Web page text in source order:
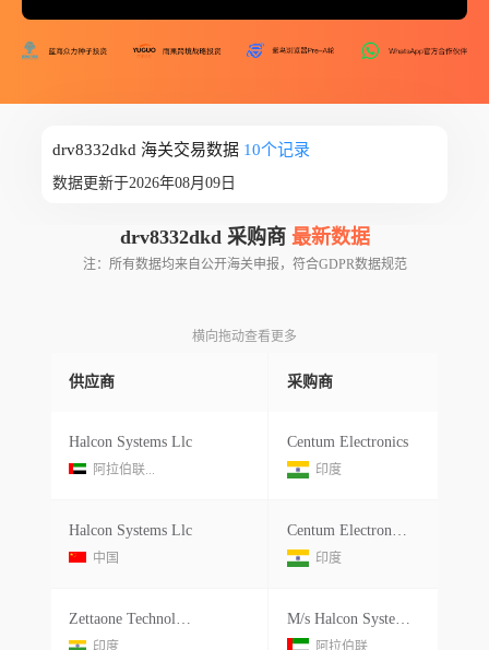
drv8332dkd 海关交易数据 10个记录
数据更新于2026年08月09日
drv8332dkd 采购商 最新数据
注：所有数据均来自公开海关申报，符合GDPR数据规范
横向拖动查看更多
供应商 采购商
Halcon Systems Llc
阿拉伯联...
Centum Electronics
印度
Halcon Systems Llc
中国
Centum Electronics Limited
印度
Zettaone Technologies India Pvt.ltd.
印度
M/s Halcon System Llc
阿拉伯联...